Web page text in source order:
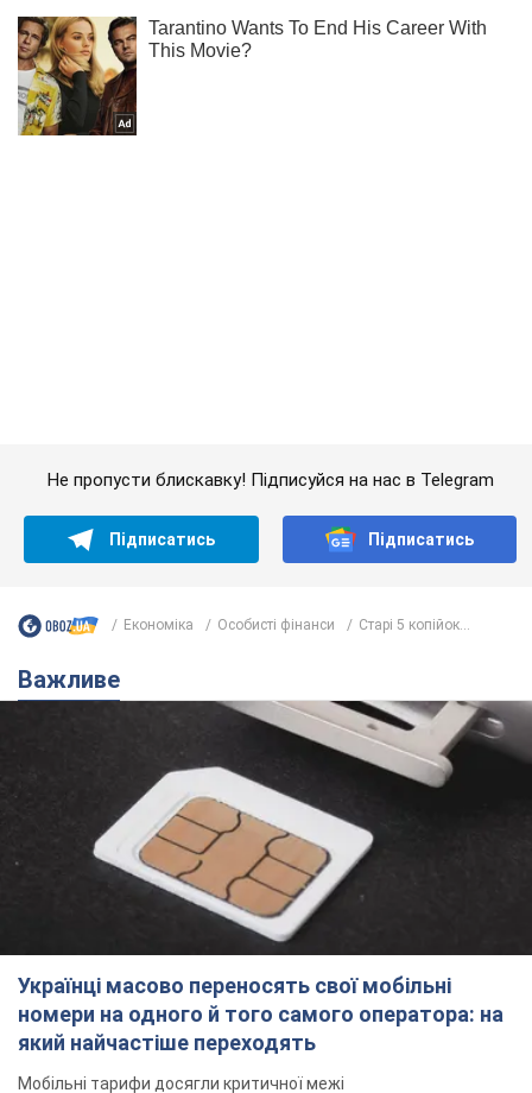
Українці масово переносять свої мобільні
номери на одного й того самого оператора: на
який найчастіше переходять
Мобільні тарифи досягли критичної межі
68,2 т.
Українців планують виселяти з
квартир: "слуга народу" розповіла,
хто ухвалюватиме рішення про
Чому хочуть зносити оселі українців
9.08.2026 23:18 60,7 т.
Українці масово купують дорогі нові